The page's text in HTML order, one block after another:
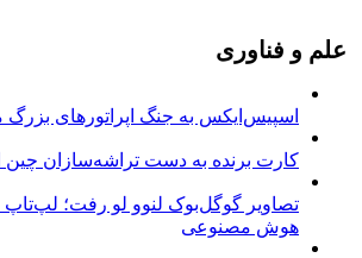
علم و فناوری
اسپیس‌ایکس به جنگ اپراتورهای بزرگ
کارت برنده به دست تراشه‌سازان چین
تصاویر گوگل‌بوک لنوو لو رفت؛ لپ‌تاپ
هوش مصنوعی